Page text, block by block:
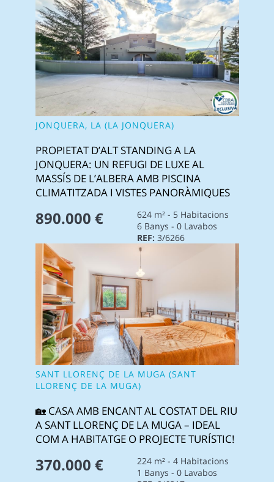
JONQUERA, LA (LA JONQUERA)
PROPIETAT D’ALT STANDING A LA
JONQUERA: UN REFUGI DE LUXE AL
MASSÍS DE L’ALBERA AMB PISCINA
CLIMATITZADA I VISTES PANORÀMIQUES
890.000 €
624 m² - 5 Habitacions
6 Banys - 0 Lavabos
REF: 3/6266
SANT LLORENÇ DE LA MUGA (SANT
LLORENÇ DE LA MUGA)
🏡 CASA AMB ENCANT AL COSTAT DEL RIU
A SANT LLORENÇ DE LA MUGA – IDEAL
COM A HABITATGE O PROJECTE TURÍSTIC!
370.000 €
224 m² - 4 Habitacions
1 Banys - 0 Lavabos